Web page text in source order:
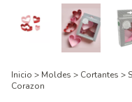
Inicio > Moldes > Cortantes >
Corazon